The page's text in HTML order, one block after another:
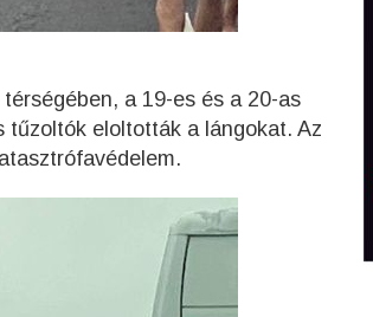
a 19-es és a 20-as
tűzoltók eloltották a lángokat. Az